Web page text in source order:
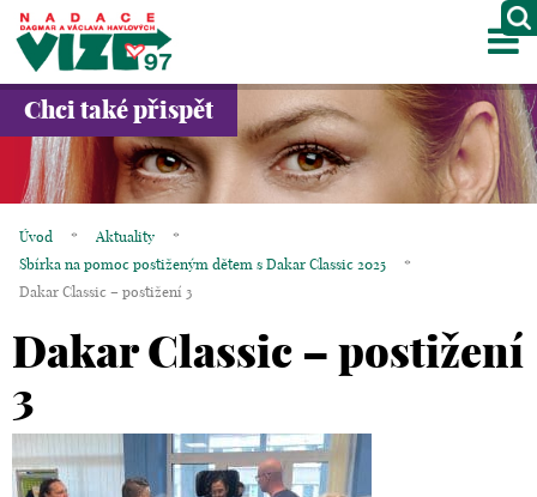
O NÁS
PROJEKTY
GALERIE
KONTAKTY
KOŠÍK
EN
Chci také přispět
Úvod * Aktuality
*
Sbírka na pomoc postiženým dětem s Dakar Classic 2025
*
Dakar Classic – postižení 3
Dakar Classic – postižení
3